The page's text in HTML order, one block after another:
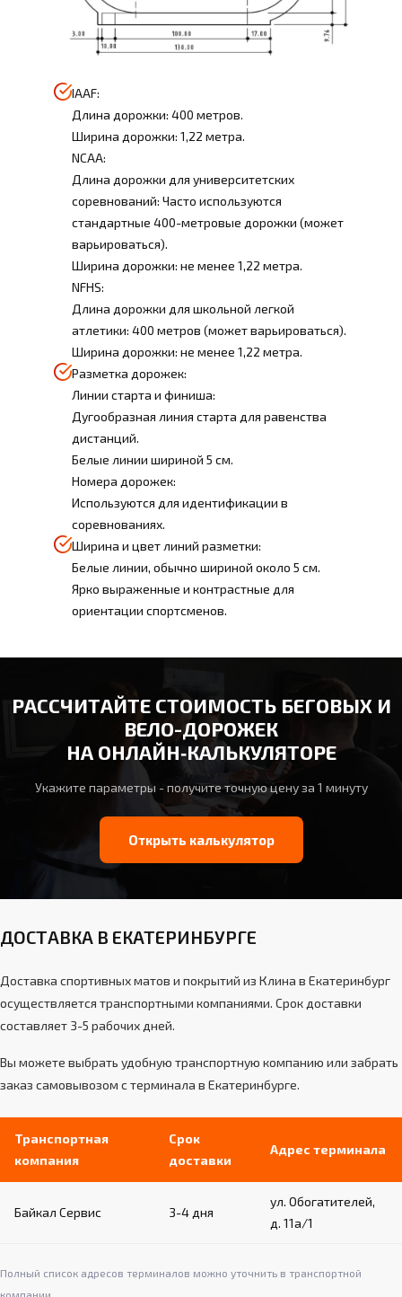
IAAF:
Длина дорожки: 400 метров.
Ширина дорожки: 1,22 метра.
NCAA:
Длина дорожки для университетских
соревнований: Часто используются
стандартные 400-метровые дорожки (может
варьироваться).
Ширина дорожки: не менее 1,22 метра.
NFHS:
Длина дорожки для школьной легкой
атлетики: 400 метров (может варьироваться).
Ширина дорожки: не менее 1,22 метра.
Разметка дорожек:
Линии старта и финиша:
Дугообразная линия старта для равенства
дистанций.
Белые линии шириной 5 см.
Номера дорожек:
Используются для идентификации в
соревнованиях.
Ширина и цвет линий разметки:
Белые линии, обычно шириной около 5 см.
Ярко выраженные и контрастные для
ориентации спортсменов.
РАССЧИТАЙТЕ СТОИМОСТЬ БЕГОВЫХ И
ВЕЛО-ДОРОЖЕК
НА ОНЛАЙН‑КАЛЬКУЛЯТОРЕ
Укажите параметры - получите точную цену за 1 минуту
Открыть калькулятор
ДОСТАВКА В ЕКАТЕРИНБУРГЕ
Доставка спортивных матов и покрытий из Клина в Екатеринбург
осуществляется транспортными компаниями. Срок доставки
составляет 3-5 рабочих дней.
Вы можете выбрать удобную транспортную компанию или забрать
заказ самовывозом с терминала в Екатеринбурге.
Транспортная
компания
Срок
доставки
Адрес терминала
Байкал Сервис 3-4 дня
ул. Обогатителей,
д. 11а/1
Полный список адресов терминалов можно уточнить в транспортной
компании.